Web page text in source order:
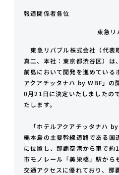
報道関係者各位
東急リ
東急リバブル株式会社（代表
真二、本社：東京都渋谷区）は
前島において開発を進めている
アクアチッタナハ by WBF」の
0月21日に決定いたしましたの
たします。
「ホテルアクアチッタナハ
縄本島の主要幹線道路である国
に位置し、那覇空港から車で約
市モノレール「美栄橋」駅から
交通アクセスに優れており、那